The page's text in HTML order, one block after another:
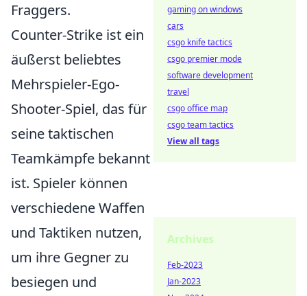
Fraggers.
Counter-Strike ist ein
äußerst beliebtes
Mehrspieler-Ego-
Shooter-Spiel, das für
seine taktischen
Teamkämpfe bekannt
ist. Spieler können
verschiedene Waffen
und Taktiken nutzen,
um ihre Gegner zu
besiegen und
gaming on windows
cars
csgo knife tactics
csgo premier mode
software development
travel
csgo office map
csgo team tactics
View all tags
Archives
Feb-2023
Jan-2023